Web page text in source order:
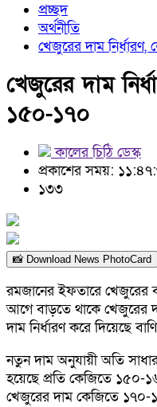
প্রচ্ছদ
অর্থনীতি
খেজুরের দাম
খেজুরের দাম
১৫০-১৭০
কালের চিঠি ডেস্ক
প্রকাশের সময়:
১৩৩
📸 Download News PhotoCard
রমজানের ইফতারে খেজুরের
আগে বাড়তে থাকে খেজুরের
দাম নির্ধারণ করে দিয়েছে
নতুন দাম অনুযায়ী অতি
হয়েছে প্রতি কেজিতে ১৫০-
খেজুরের দাম কেজিতে ১৭০-